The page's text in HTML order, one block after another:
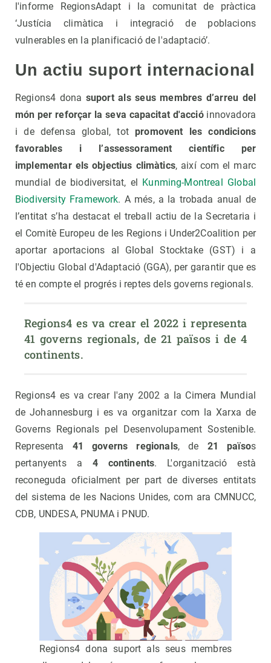
l'informe RegionsAdapt i la comunitat de pràctica
‘Justícia climàtica i integració de poblacions
vulnerables en la planificació de l'adaptació’.
Un actiu suport internacional
Regions4 dona suport als seus membres d’arreu del
món per reforçar la seva capacitat d'accióinnovadora
i de defensa global, totpromovent les condicions
favorables i l’assessorament científic per
implementar els objectius climàtics, així com el marc
mundial de biodiversitat, el Kunming-Montreal Global
Biodiversity Framework. A més, a la trobada anual de
l’entitat s’ha destacat el treball actiu de la Secretaria i
el Comitè Europeu de les Regions i Under2Coalition per
aportar aportacions al Global Stocktake (GST) i a
l'Objectiu Global d'Adaptació (GGA), per garantir que es
té en compte el progrés i reptes dels governs regionals.
Regions4 es va crear el 2022 i representa
41 governs regionals, de 21 països i de 4
continents.
Regions4 es va crear l'any 2002 a la Cimera Mundial
de Johannesburg i es va organitzar com la Xarxa de
Governs Regionals pel Desenvolupament Sostenible.
Representa 41 governs regionals, de 21 països
pertanyents a 4 continents. L'organització està
reconeguda oficialment per part de diverses entitats
del sistema de les Nacions Unides, com ara CMNUCC,
CDB, UNDESA, PNUMA i PNUD.
Regions4 dona suport als seus membres